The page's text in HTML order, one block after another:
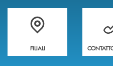
Trova la filiale più vicina a te
FILIALI
Hai